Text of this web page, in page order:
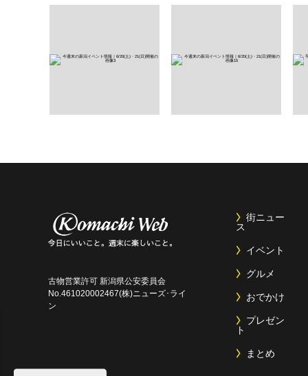
古物営業許可 新潟県公安委員会
No.461020002467(株)ニューズ･ライ
ン
街ニュー
ス
イベント
グルメ
おでかけ
プレゼン
ト
まとめ